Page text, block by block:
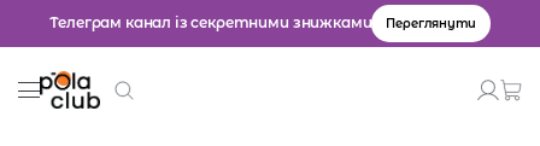
Телеграм канал із секретними знижками Переглянути